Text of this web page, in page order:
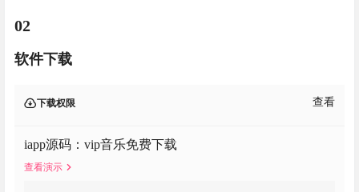
02
软件下载
下载权限 查看
iapp源码：vip音乐免费下载
查看演示